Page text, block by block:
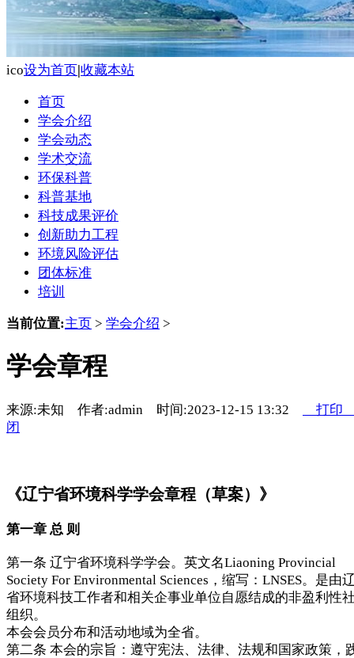
ico设为首页|收藏本站
首页
学会介绍
学会动态
学术交流
环保科普
科普基地
科技成果评价
创新助力工程
环境风险评估
团体标准
培训
当前位置:主页 > 学会介绍 >
学会章程
来源:未知 作者:admin 时间:2023-12-15 13:32 打印
闭
《辽宁省环境科学学会章程（草案）》
第一章 总 则
第一条 辽宁省环境科学学会。英文名Liaoning Provincial
Society For Environmental Sciences，缩写：LNSES。是由
省环境科技工作者和相关企事业单位自愿结成的非盈利性
组织。
本会会员分布和活动地域为全省。
第二条 本会的宗旨：遵守宪法、法律、法规和国家政策，